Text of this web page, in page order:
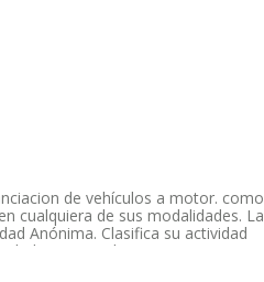
de vehículos a motor. como
cualquiera de sus modalidades. La
Anónima. Clasifica su actividad
en mercados exteriores.